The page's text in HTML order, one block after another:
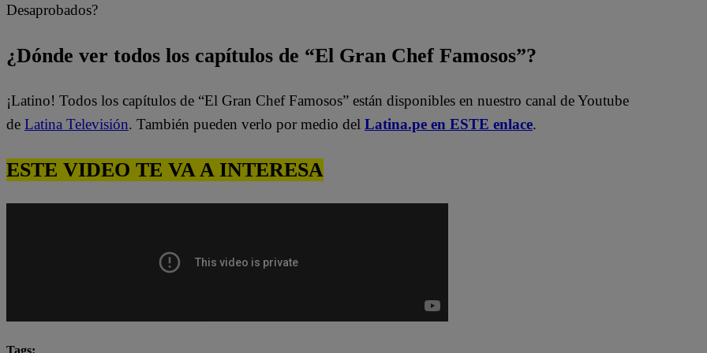
Desaprobados?
¿Dónde ver todos los capítulos de “El Gran Chef Famosos”?
¡Latino! Todos los capítulos de “El Gran Chef Famosos” están disponibles en nuestro canal de Youtube
de Latina Televisión. También pueden verlo por medio del Latina.pe en ESTE enlace.
ESTE VIDEO TE VA A INTERESA